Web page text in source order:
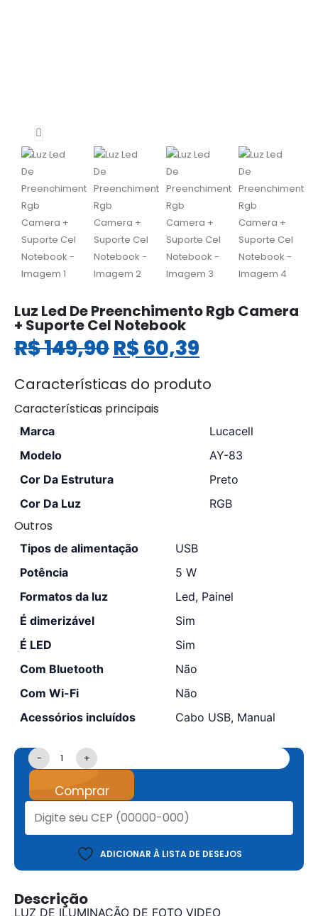
Luz Led De Preenchimento Rgb Camera
+ Suporte Cel Notebook
R$149,90R$ 60,39
Características do produto
Características principais
Marca
Lucacell
Modelo
AY-83
Cor Da Estrutura
Preto
Cor Da Luz
RGB
Outros
Tipos de alimentação
USB
Potência
5 W
Formatos da luz
Led, Painel
É dimerizável
Sim
É LED
Sim
Com Bluetooth
Não
Com Wi-Fi
Não
Acessórios incluídos
Cabo USB, Manual
- +
Comprar
ADICIONAR À LISTA DE DESEJOS
Descrição
LUZ DE ILUMINAÇÃO DE FOTO VIDEO